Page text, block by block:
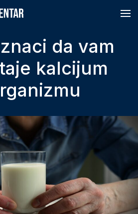
da vam
kalcijum